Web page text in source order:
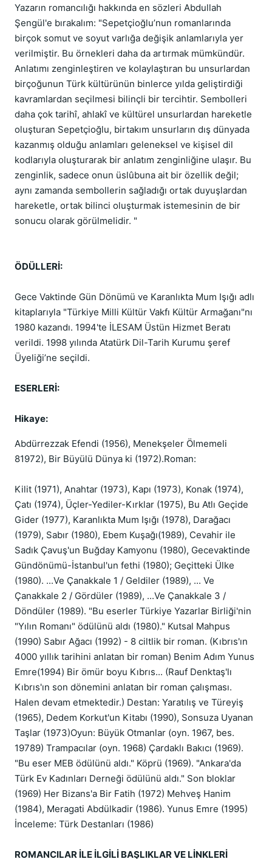
Yazarın romancılığı hakkında en sözleri Abdullah
Şengül'e bırakalım: "Sepetçioğlu’nun romanlarında
birçok somut ve soyut varlığa değişik anlamlarıyla yer
verilmiştir. Bu örnekleri daha da artırmak mümkündür.
Anlatımı zenginleştiren ve kolaylaştıran bu unsurlardan
birçoğunun Türk kültürünün binlerce yılda geliştirdiği
kavramlardan seçilmesi bilinçli bir tercihtir. Sembolleri
daha çok tarihî, ahlakî ve kültürel unsurlardan hareketle
oluşturan Sepetçioğlu, birtakım unsurların dış dünyada
kazanmış olduğu anlamları geleneksel ve kişisel dil
kodlarıyla oluşturarak bir anlatım zenginliğine ulaşır. Bu
zenginlik, sadece onun üslûbuna ait bir özellik değil;
aynı zamanda sembollerin sağladığı ortak duyuşlardan
hareketle, ortak bilinci oluşturmak istemesinin de bir
sonucu olarak görülmelidir. "
ÖDÜLLERİ:
Gece Vaktinde Gün Dönümü ve Karanlıkta Mum Işığı adlı
kitaplarıyla "Türkiye Milli Kültür Vakfı Kültür Armağanı"nı
1980 kazandı. 1994'te İLESAM Üstün Hizmet Beratı
verildi. 1998 yılında Atatürk Dil-Tarih Kurumu şeref
Üyeliği’ne seçildi.
ESERLERİ:
Hikaye:
Abdürrezzak Efendi (1956), Menekşeler Ölmemeli
81972), Bir Büyülü Dünya ki (1972).Roman:
Kilit (1971), Anahtar (1973), Kapı (1973), Konak (1974),
Çatı (1974), Üçler-Yediler-Kırklar (1975), Bu Atlı Geçide
Gider (1977), Karanlıkta Mum Işığı (1978), Darağacı
(1979), Sabır (1980), Ebem Kuşağı(1989), Cevahir ile
Sadık Çavuş'un Buğday Kamyonu (1980), Gecevaktinde
Gündönümü-İstanbul'un fethi (1980); Geçitteki Ülke
(1980). ...Ve Çanakkale 1 / Geldiler (1989), ... Ve
Çanakkale 2 / Gördüler (1989), ...Ve Çanakkale 3 /
Döndüler (1989). "Bu eserler Türkiye Yazarlar Birliği'nin
"Yılın Romanı" ödülünü aldı (1980)." Kutsal Mahpus
(1990) Sabır Ağacı (1992) - 8 ciltlik bir roman. (Kıbrıs'ın
4000 yıllık tarihini anlatan bir roman) Benim Adım Yunus
Emre(1994) Bir ömür boyu Kıbrıs... (Rauf Denktaş'lı
Kıbrıs'ın son dönemini anlatan bir roman çalışması.
Halen devam etmektedir.) Destan: Yaratılış ve Türeyiş
(1965), Dedem Korkut'un Kitabı (1990), Sonsuza Uyanan
Taşlar (1973)Oyun: Büyük Otmanlar (oyn. 1967, bes.
19789) Trampacılar (oyn. 1968) Çardaklı Bakıcı (1969).
"Bu eser MEB ödülünü aldı." Köprü (1969). "Ankara'da
Türk Ev Kadınları Derneği ödülünü aldı." Son bloklar
(1969) Her Bizans'a Bir Fatih (1972) Mehveş Hanim
(1984), Meragati Abdülkadir (1986). Yunus Emre (1995)
İnceleme: Türk Destanları (1986)
ROMANCILAR İLE İLGİLİ BAŞLIKLAR VE LİNKLERİ